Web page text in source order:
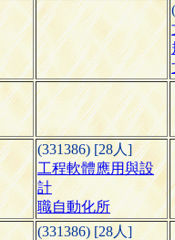
(331386) [28人]
工程軟體應用與設
計
職自動化所
(331386) [28人]